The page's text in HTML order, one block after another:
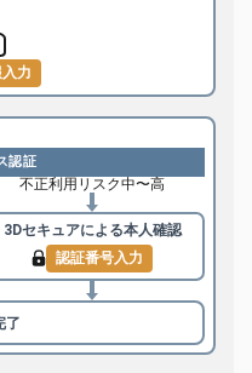
力
認証
不正利用リスク中〜高
3Dセキュアによる本人確認
認証番号入力
了